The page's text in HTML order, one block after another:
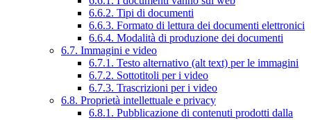
6.6.2. Tipi di documenti
6.6.3. Formato di lettura dei documenti elettronici
6.6.4. Modalità di produzione dei documenti
6.7. Immagini e video
6.7.1. Testo alternativo (alt text) per le immagini
6.7.2. Sottotitoli per i video
6.7.3. Trascrizioni per i video
6.8. Proprietà intellettuale e privacy
6.8.1. Pubblicazione di contenuti prodotti dalla